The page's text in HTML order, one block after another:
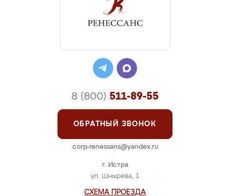
г. Истра
ул. Шнырева, 1
СХЕМА ПРОЕЗДА
8 (800) 511-89-55
ОБРАТНЫЙ ЗВОНОК
corp-renessans@yandex.ru